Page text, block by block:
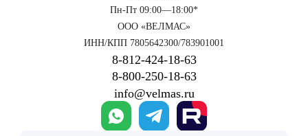
Пн-Пт 09:00—18:00*
ООО «ВЕЛМАС»
ИНН/КПП 7805642300/783901001
8‑812‑424‑18‑63
8‑800‑250‑18‑63
info@velmas.ru